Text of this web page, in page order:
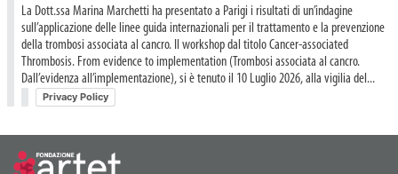
La Dott.ssa Marina Marchetti ha presentato a Parigi i risultati di un’indagine
sull’applicazione delle linee guida internazionali per il trattamento e la prevenzione
della trombosi associata al cancro. Il workshop dal titolo Cancer-associated
Thrombosis. From evidence to implementation (Trombosi associata al cancro.
Dall’evidenza all’implementazione), si è tenuto il 10 Luglio 2026, alla vigilia del...
Privacy Policy